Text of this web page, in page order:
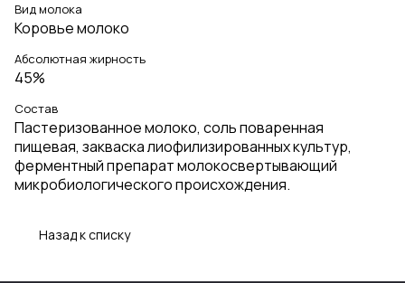
Вид молока
Коровье молоко
Абсолютная жирность
45%
Состав
Пастеризованное молоко, соль поваренная
пищевая, закваска лиофилизированных культур,
ферментный препарат молокосвертывающий
микробиологического происхождения.
Назад к списку